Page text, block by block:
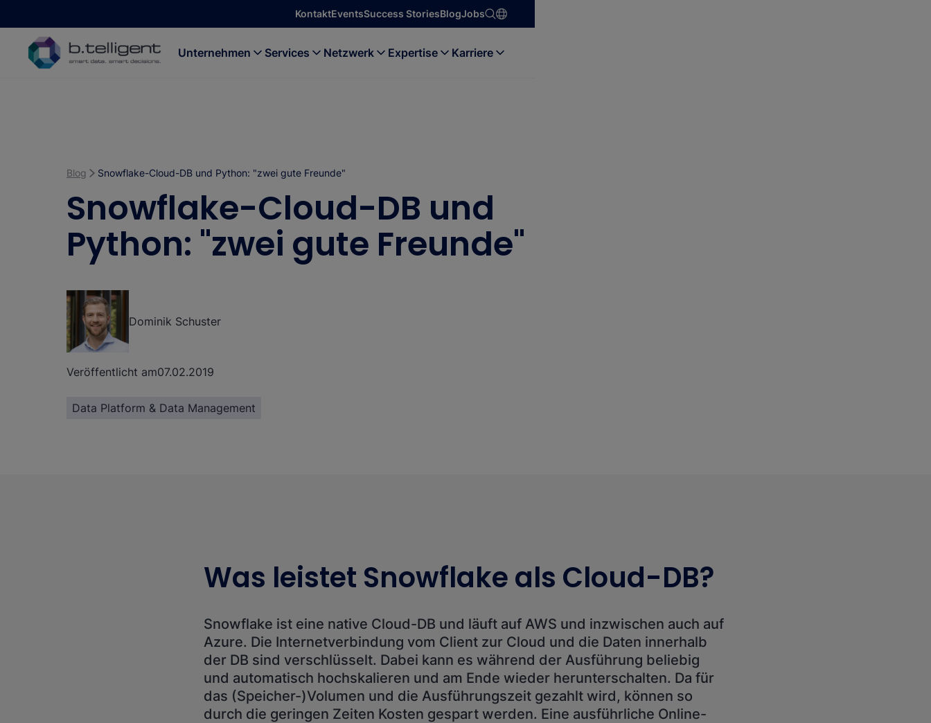
KontaktEventsSuccess StoriesBlogJobs
Unternehmen Services Netzwerk Expertise Karriere
Blog Snowflake-Cloud-DB und Python: "zwei gute Freunde"
Snowflake-Cloud-DB und
Python: "zwei gute Freunde"
Dominik Schuster
Veröffentlicht am07.02.2019
Data Platform & Data Management
Was leistet Snowflake als Cloud-DB?
Snowflake ist eine native Cloud-DB und läuft auf AWS und inzwischen auch auf
Azure. Die Internetverbindung vom Client zur Cloud und die Daten innerhalb
der DB sind verschlüsselt. Dabei kann es während der Ausführung beliebig
und automatisch hochskalieren und am Ende wieder herunterschalten. Da für
das (Speicher-)Volumen und die Ausführungszeit gezahlt wird, können so
durch die geringen Zeiten Kosten gespart werden. Eine ausführliche Online-